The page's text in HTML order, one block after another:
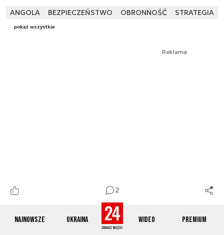
Najnowsze Ukraina Wideo Premium
2
ANGOLA BEZPIECZEŃSTWO OBRONNOŚĆ STRATEGIA
pokaż wszystkie
Reklama